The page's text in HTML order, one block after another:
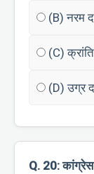
(B) नरम
(C)
(D) उग्र
Q. 20: कांग्रेस